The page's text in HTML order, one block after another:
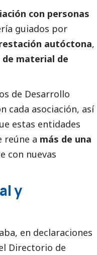
con personas
guiados por
autóctona,
material de
de Desarrollo
cada asociación, así
estas entidades
reúne a más de una
con nuevas
y
en declaraciones
Directorio de